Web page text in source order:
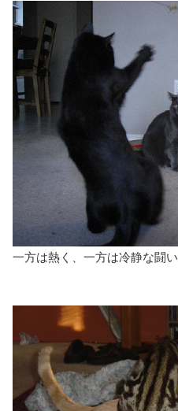
一方は熱く、一方は冷静な闘い